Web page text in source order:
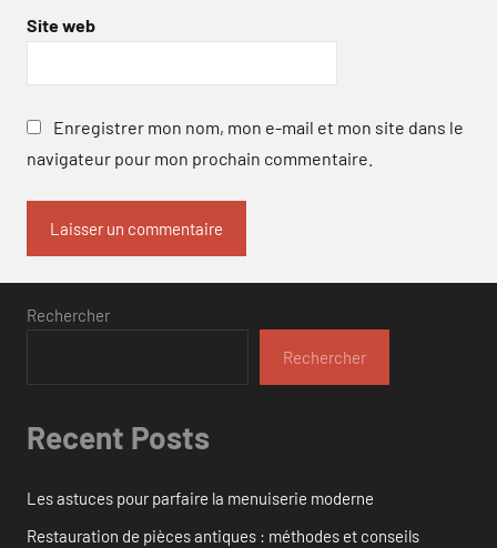
Site web
Enregistrer mon nom, mon e-mail et mon site dans le
navigateur pour mon prochain commentaire.
Rechercher
Rechercher
Recent Posts
Les astuces pour parfaire la menuiserie moderne
Restauration de pièces antiques : méthodes et conseils